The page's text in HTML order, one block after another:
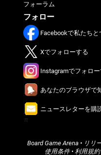
フォーラム
フォロー
Facebookで私たちと
Xでフォローする
Instagramでフォロー
あなたのブラウザで
ニュースレターを購
Board Game Arena • リリ
使用条件• 利用規約
π